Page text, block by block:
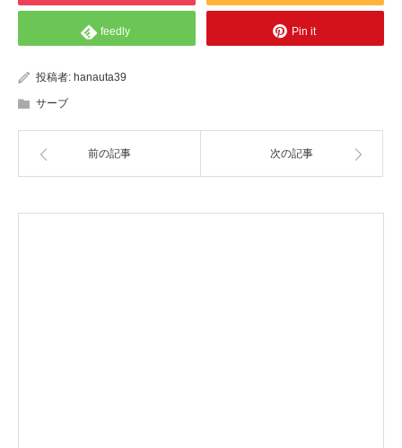
feedly Pin it
投稿者: hanauta39
サーブ
前の記事 次の記事